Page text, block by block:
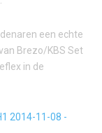
een echte
Brezo/KBS Set
in de